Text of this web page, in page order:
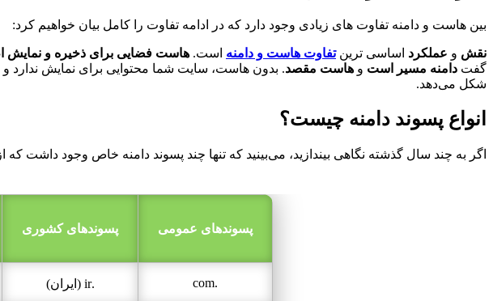
بین هاست و دامنه تفاوت های زیادی وجود دارد که در ادامه تفاوت را کامل بیان خواهیم کرد:
نقش و عملکرد اساسی ترینتفاوت هاست و دامنه است. هاست فضایی برای ذخیره و
گفت دامنه مسیر است و هاست مقصد. بدون هاست، سایت شما محتوایی برای نمایش ندارد و
شکل می‌دهد.
انواع پسوند دامنه چیست؟
اگر به چند سال گذشته نگاهی بیندازید، می‌بینید که تنها چند پسوند دامنه خاص وجود داشت که
پسوندهای عمومی پسوندهای کشوری
.com .ir (ایران)